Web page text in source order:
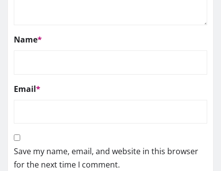
Name*
Email*
Save my name, email, and website in this browser
for the next time I comment.